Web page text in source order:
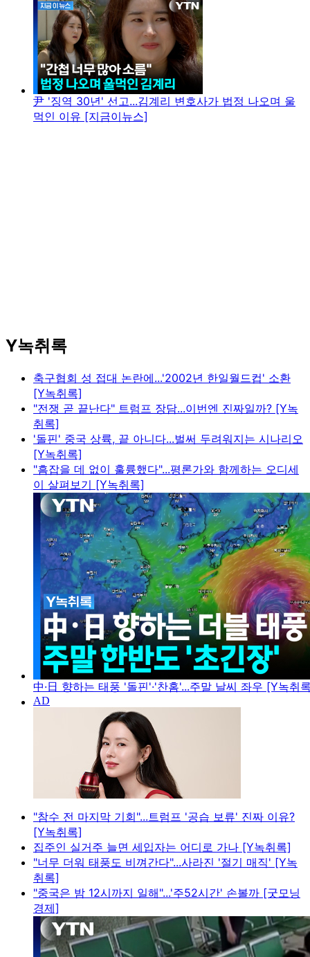
尹 '징역 30년' 선고...김계리 변호사가 법정 나오며 울
먹인 이유 [지금이뉴스]
Y녹취록
축구협회 성 접대 논란에...'2002년 한일월드컵' 소환
[Y녹취록]
"전쟁 곧 끝난다" 트럼프 장담...이번엔 진짜일까? [Y녹
취록]
'돌핀' 중국 상륙, 끝 아니다...벌써 두려워지는 시나리오
[Y녹취록]
"흠잡을 데 없이 훌륭했다"...평론가와 함께하는 오디세
이 살펴보기 [Y녹취록]
中·日 향하는 태풍 '돌핀'·'찬홈'...주말 날씨 좌우 [Y녹취
"참수 전 마지막 기회"...트럼프 '공습 보류' 진짜 이유?
[Y녹취록]
집주인 실거주 늘면 세입자는 어디로 가나 [Y녹취록]
"너무 더워 태풍도 비껴간다"...사라진 '절기 매직' [Y녹
취록]
"중국은 밤 12시까지 일해"...'주52시간' 손볼까 [굿모닝
경제]